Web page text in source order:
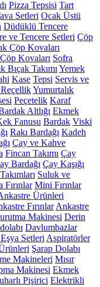
Pizza Tepsisi Tart
Setleri Ocak Üstü
Düdüklü Tencere
ve Tencere Setleri Çöp
Çöp Kovaları
Kovaları Sofra
Bıçak Takımı Yemek
Kase Tepsi Servis ve
Yumurtalık
Peçetelik Karaf
Altlığı Ekmek
Fanusu Bardak Viski
Rakı Bardağı Kadeh
Çay ve Kahve
Fincan Takımı Çay
Bardağı Çay Kaşığı
Suluk ve
Mini Fırınlar
Ürünleri
Fırınlar Ankastre
Makinesi Derin
Davlumbazlar
Setleri Aspiratörler
Şarap Dolabı
Makineleri Mısır
Makinesi Ekmek
Pişirici Elektrikli